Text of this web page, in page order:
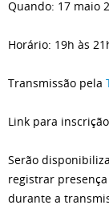
Quando: 17 maio
Horário: 19h às
Transmissão pela
Link para
Serão
registrar
durante a